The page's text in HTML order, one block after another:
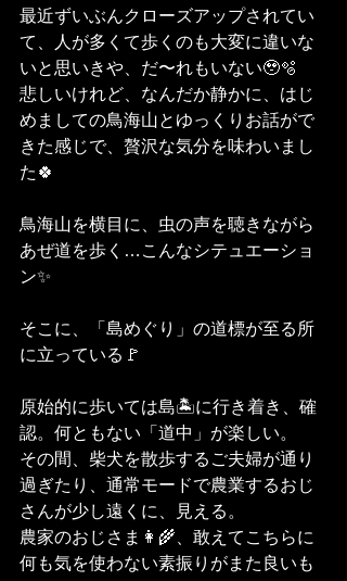
最近ずいぶんクローズアップされてい
て、人が多くて歩くのも大変に違いな
いと思いきや、だ〜れもいない🥹🫧
悲しいけれど、なんだか静かに、はじ
めましての鳥海山とゆっくりお話がで
きた感じで、贅沢な気分を味わいまし
た🍀
鳥海山を横目に、虫の声を聴きながら
あぜ道を歩く…こんなシテュエーショ
ン✨
そこに、「島めぐり」の道標が至る所
に立っている🚩
原始的に歩いては島🏝️に行き着き、確
認。何ともない「道中」が楽しい。
その間、柴犬を散歩するご夫婦が通り
過ぎたり、通常モードで農業するおじ
さんが少し遠くに、見える。
農家のおじさま👩‍🌾、敢えてこちらに
何も気を使わない素振りがまた良いも